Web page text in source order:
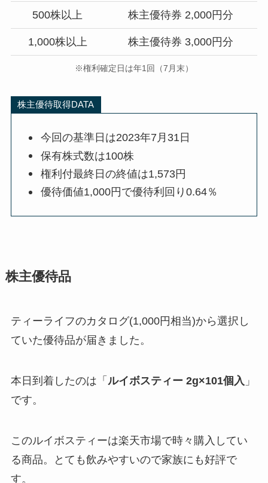
500株以上 株主優待券 2,000円分
1,000株以上 株主優待券 3,000円分
※権利確定日は年1回（7月末）
株主優待取得DATA
今回の基準日は2023年7月31日
保有株式数は100株
権利付最終日の終値は1,573円
優待価値1,000円で優待利回り0.64％
株主優待品
ティーライフのカタログ(1,000円相当)から選択し
ていた優待品が届きました。
本日到着したのは「 ルイボスティー 2g×101個入 」
です。
このルイボスティーは楽天市場で時々購入してい
る商品。とても飲みやすいので家族にも好評で
す。